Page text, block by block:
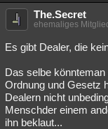
The.Secret
ehemaliges
Es gibt Dealer, die
Das selbe
Ordnung und Gesetz
Dealern nicht
Menschder einem
ihn beklaut...